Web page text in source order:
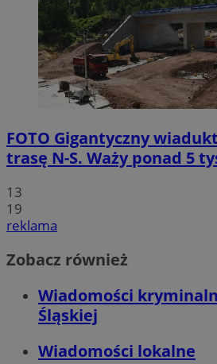
FOTO Gigantyczny
trasę N-S. Waży ponad 5
13
19
reklama
Zobacz również
Wiadomości
Śląskiej
Wiadomości lokalne